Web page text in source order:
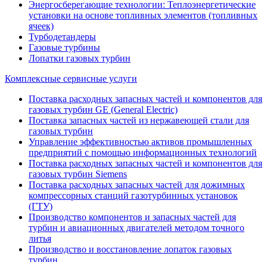
Энергосберегающие технологии: Теплоэнергетические
установки на основе топливных элементов (топливных
ячеек)
Турбодетандеры
Газовые турбины
Лопатки газовых турбин
Комплексные сервисные услуги
Поставка расходных запасных частей и компонентов для
газовых турбин GE (General Electric)
Поставка запасных частей из нержавеющей стали для
газовых турбин
Управление эффективностью активов промышленных
предприятий с помощью информационных технологий
Поставка расходных запасных частей и компонентов для
газовых турбин Siemens
Поставка расходных запасных частей для дожимных
компрессорных станций газотурбинных установок
(ГТУ)
Производство компонентов и запасных частей для
турбин и авиационных двигателей методом точного
литья
Производство и восстановление лопаток газовых